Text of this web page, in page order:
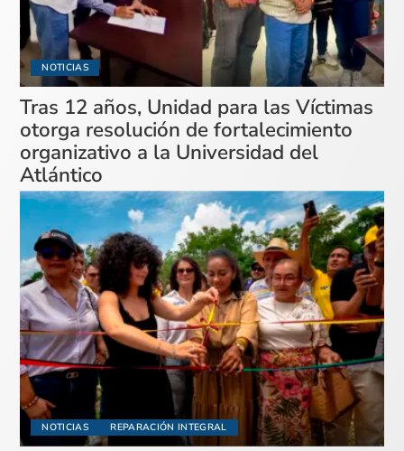
NOTICIAS
Tras 12 años, Unidad para las Víctimas
otorga resolución de fortalecimiento
organizativo a la Universidad del
Atlántico
NOTICIAS REPARACIÓN INTEGRAL